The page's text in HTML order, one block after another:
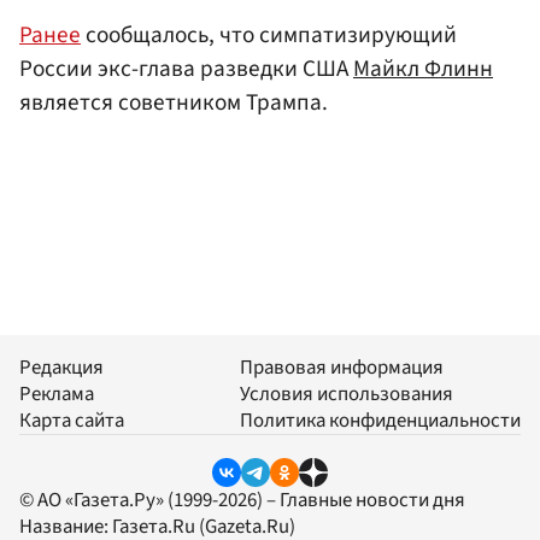
Ранее сообщалось, что симпатизирующий
России экс-глава разведки СШАМайкл Флинн
является советником Трампа.
Редакция
Реклама
Карта сайта
Правовая информация
Условия использования
Политика конфиденциальности
© АО «Газета.Ру» (1999-2026) – Главные новости дня
Название: Газета.Ru (Gazeta.Ru)